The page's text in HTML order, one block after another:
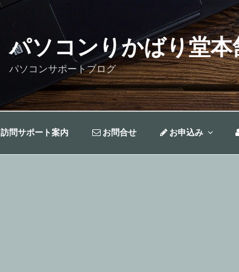
パソコンりかばり堂本
パソコンサポートブログ
訪問サポート案内 お問合せ お申込み